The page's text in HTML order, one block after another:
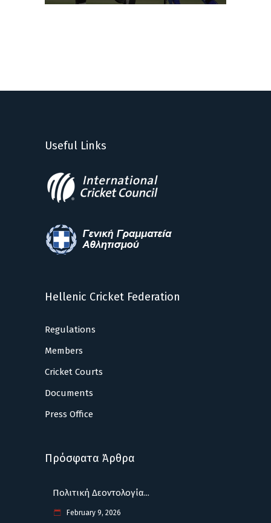
Useful Links
Hellenic Cricket Federation
Regulations
Members
Cricket Courts
Documents
Press Office
Πρόσφατα Άρθρα
Πολιτική Δεοντολογία...
February 9, 2026